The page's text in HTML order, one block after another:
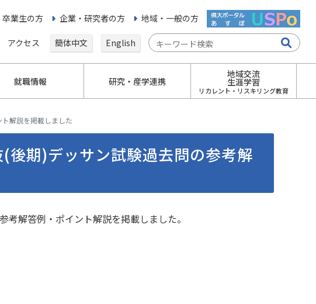
卒業生の方 企業・研究者の方 地域・一般の方
アクセス 簡体中文 English
就職情報 研究・産学連携
地域交流
生涯学習
リカレント・リスキリング教育
解説を掲載しました
後期)デッサン試験過去問の参考解
解答例・ポイント解説を掲載しました。